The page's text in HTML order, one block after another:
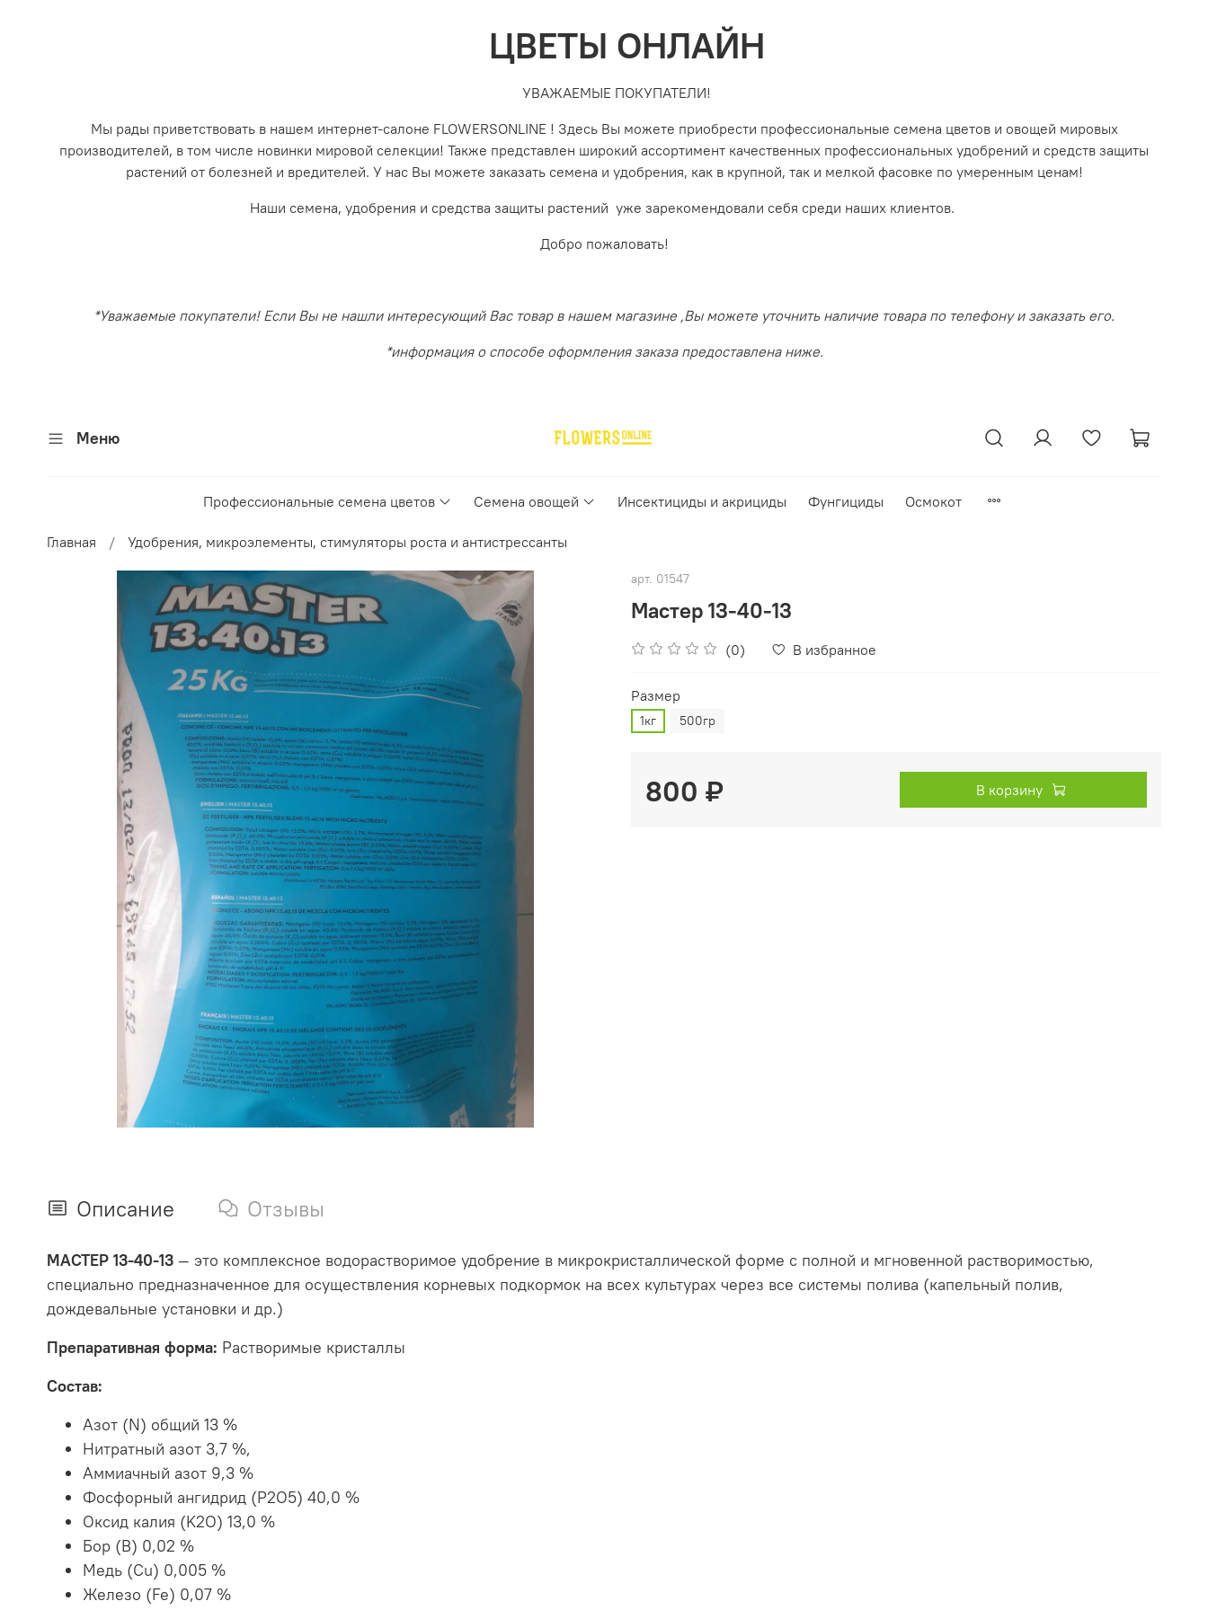
ЦВЕТЫ ОНЛАЙН
УВАЖАЕМЫЕ ПОКУПАТЕЛИ!
Мы рады приветствовать в нашем интернет-салоне FLOWERSONLINE ! Здесь Вы можете приобрести профессиональные семена цветов и овощей мировых
производителей, в том числе новинки мировой селекции! Также представлен широкий ассортимент качественных профессиональных удобрений и средств защиты
растений от болезней и вредителей. У нас Вы можете заказать семена и удобрения, как в крупной, так и мелкой фасовке по умеренным ценам!
Наши семена, удобрения и средства защиты растений уже зарекомендовали себя среди наших клиентов.
Добро пожаловать!
*Уважаемые покупатели! Если Вы не нашли интересующий Вас товар в нашем магазине ,Вы можете уточнить наличие товара по телефону и заказать его.
*информация о способе оформления заказа предоставлена ниже.
Меню
Профессиональные семена цветов Семена овощей Инсектициды и акрициды Фунгициды Осмокот
Главная Удобрения, микроэлементы, стимуляторы роста и антистрессанты
арт. 01547
Мастер 13-40-13
(0) В избранное
Pазмер
1кг 500гр
800 ₽ В корзину
Описание Отзывы
МАСТЕР 13-40-13 — это комплексное водорастворимое удобрение в микрокристаллической форме с полной и мгновенной растворимостью,
специально предназначенное для осуществления корневых подкормок на всех культурах через все системы полива (капельный полив,
дождевальные установки и др.)
Препаративная форма: Растворимые кристаллы
Состав:
Азот (N) общий 13 %
Нитратный азот 3,7 %,
Аммиачный азот 9,3 %
Фосфорный ангидрид (P2O5) 40,0 %
Оксид калия (K2O) 13,0 %
Бор (B) 0,02 %
Медь (Cu) 0,005 %
Железо (Fe) 0,07 %